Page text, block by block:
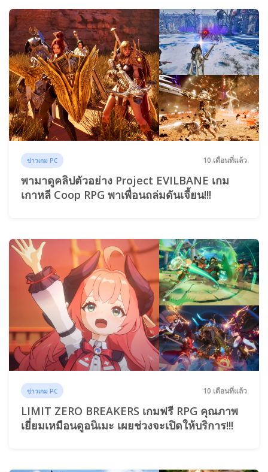
ข่าวเกม PC 10 เดือนที่แล้ว
พามาดูคลิปตัวอย่าง Project EVILBANE เกม
เกาหลี Coop RPG พาเพื่อนถล่มดันเจี้ยน!!!
ข่าวเกม PC 10 เดือนที่แล้ว
LIMIT ZERO BREAKERS เกมฟรี RPG คุณภาพ
เยี่ยมเหมือนดูอนิเมะ เผยช่วงจะเปิดให้บริการ!!!